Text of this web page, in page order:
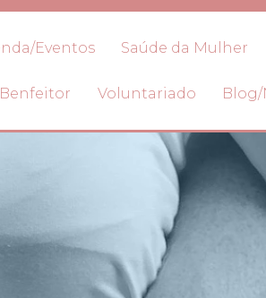
Eventos Saúde da Mulher
Benfeitor Voluntariado